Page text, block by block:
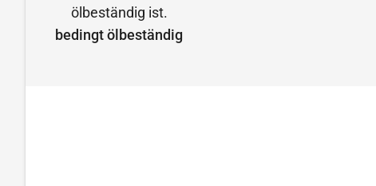
bedingt ölbeständig